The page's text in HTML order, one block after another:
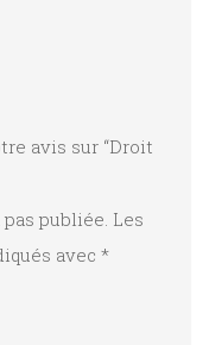
avis sur “Droit
publiée. Les
avec *